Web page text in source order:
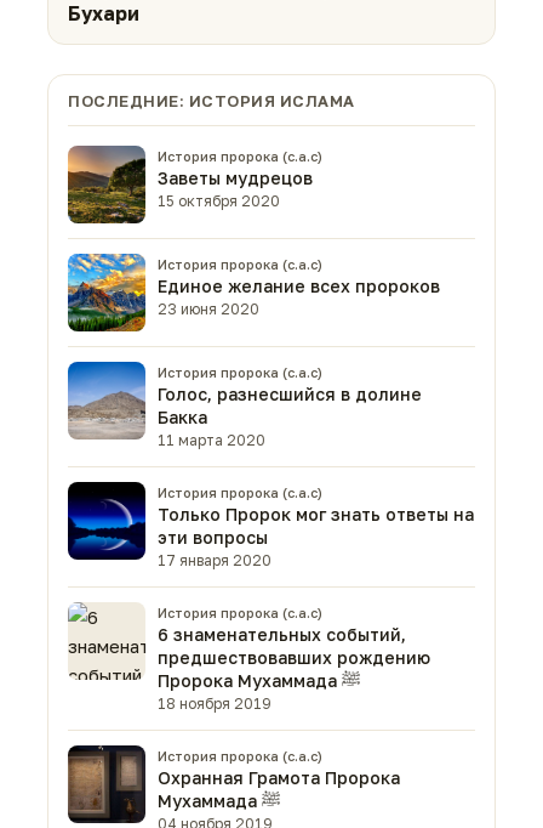
Бухари
ПОСЛЕДНИЕ: ИСТОРИЯ ИСЛАМА
История пророка (с.а.с)
Заветы мудрецов
15 октября 2020
История пророка (с.а.с)
Единое желание всех пророков
23 июня 2020
История пророка (с.а.с)
Голос, разнесшийся в долине
Бакка
11 марта 2020
История пророка (с.а.с)
Только Пророк мог знать ответы на
эти вопросы
17 января 2020
История пророка (с.а.с)
6 знаменательных событий,
предшествовавших рождению
Пророка Мухаммада ﷺ
18 ноября 2019
История пророка (с.а.с)
Охранная Грамота Пророка
Мухаммада ﷺ
04 ноября 2019